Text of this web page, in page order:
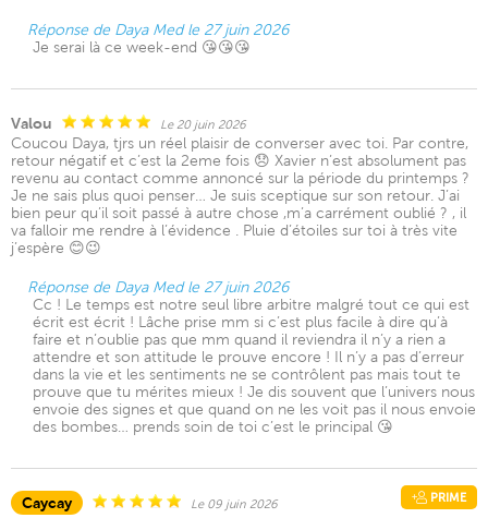
Réponse de Daya Med le 27 juin 2026
Je serai là ce week-end 😘😘😘
Valou Le 20 juin 2026
Coucou Daya, tjrs un réel plaisir de converser avec toi. Par contre,
retour négatif et c’est la 2eme fois 😞 Xavier n’est absolument pas
revenu au contact comme annoncé sur la période du printemps ?
Je ne sais plus quoi penser… Je suis sceptique sur son retour. J’ai
bien peur qu’il soit passé à autre chose ,m’a carrément oublié ? , il
va falloir me rendre à l’évidence . Pluie d’étoiles sur toi à très vite
j’espère 😊😉
Réponse de Daya Med le 27 juin 2026
Cc ! Le temps est notre seul libre arbitre malgré tout ce qui est
écrit est écrit ! Lâche prise mm si c’est plus facile à dire qu’à
faire et n’oublie pas que mm quand il reviendra il n’y a rien a
attendre et son attitude le prouve encore ! Il n’y a pas d’erreur
dans la vie et les sentiments ne se contrôlent pas mais tout te
prouve que tu mérites mieux ! Je dis souvent que l’univers nous
envoie des signes et que quand on ne les voit pas il nous envoie
des bombes… prends soin de toi c’est le principal 😘
Caycay Le 09 juin 2026 PRIME